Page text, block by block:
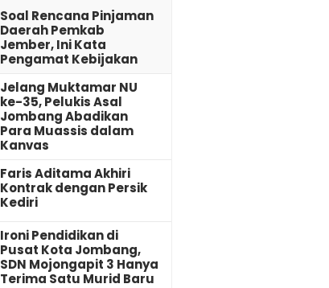
‎Soal Rencana Pinjaman
Daerah Pemkab
Jember, Ini Kata
Pengamat Kebijakan ‎
Jelang Muktamar NU
ke-35, Pelukis Asal
Jombang Abadikan
Para Muassis dalam
Kanvas
Faris Aditama Akhiri
Kontrak dengan Persik
Kediri
Ironi Pendidikan di
Pusat Kota Jombang,
SDN Mojongapit 3 Hanya
Terima Satu Murid Baru